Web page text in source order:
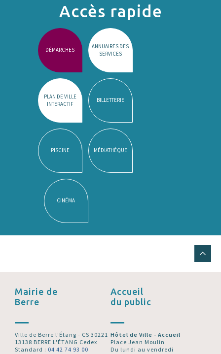
Accès rapide
DÉMARCHES
ANNUAIRES DES
SERVICES
PLAN DE VILLE
INTERACTIF
BILLETTERIE
PISCINE MÉDIATHÈQUE
CINÉMA
Mairie de
Berre
Ville de Berre l’Étang - CS 30221
13138 BERRE L'ÉTANG Cedex
Standard : 04 42 74 93 00
Accueil
du public
Hôtel de Ville - Accueil
Place Jean Moulin
Du lundi au vendredi